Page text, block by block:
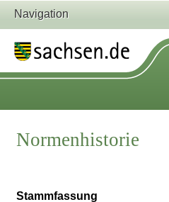
Navigation
Normenhistorie
Stammfassung